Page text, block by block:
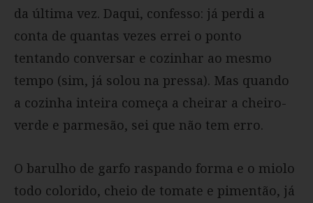
da última vez. Daqui, confesso: já perdi a
conta de quantas vezes errei o ponto
tentando conversar e cozinhar ao mesmo
tempo (sim, já solou na pressa). Mas quando
a cozinha inteira começa a cheirar a cheiro-
verde e parmesão, sei que não tem erro.
O barulho de garfo raspando forma e o miolo
todo colorido, cheio de tomate e pimentão, já